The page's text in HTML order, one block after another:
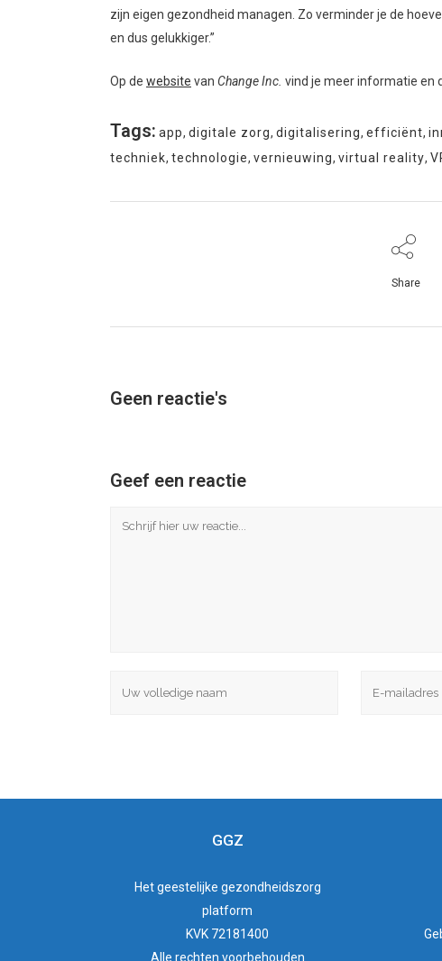
zijn eigen gezondheid managen. Zo verminder je de
en dus gelukkiger.”
Op de website van Change Inc. vind je meer informatie en
Tags: app, digitale zorg, digitalisering, efficiënt,
techniek, technologie, vernieuwing, virtual reality,
Share
Geen reactie's
Geef een reactie
GGZ
Hetgeestelijke gezondheidszorg
platform
KVK 72181400
Alle rechten voorbehouden